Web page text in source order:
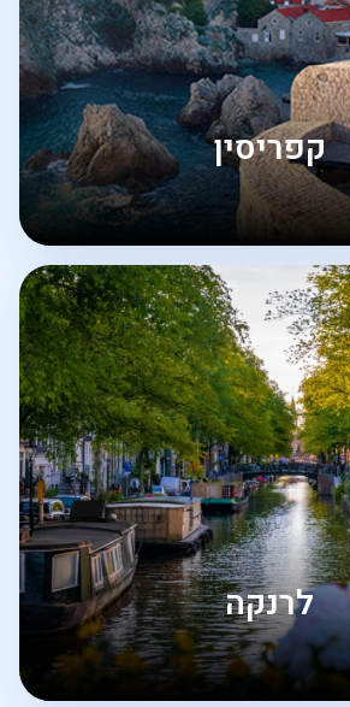
קפריסין
לרנקה